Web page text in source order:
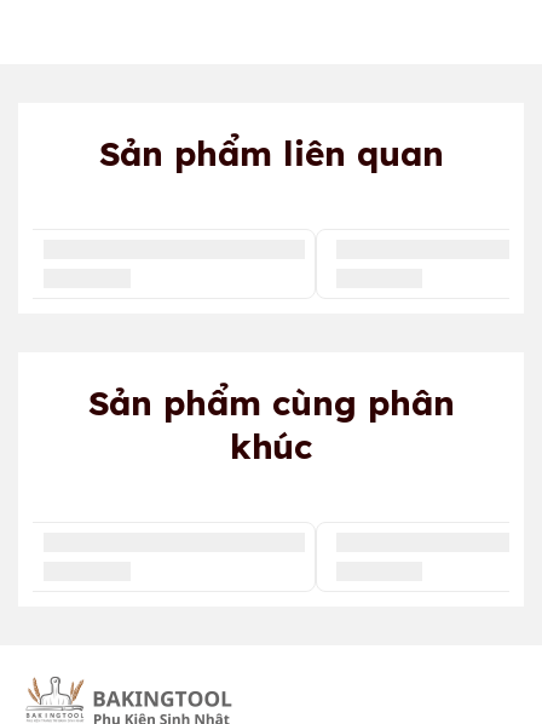
Sản phẩm liên quan
Sản phẩm cùng phân
khúc